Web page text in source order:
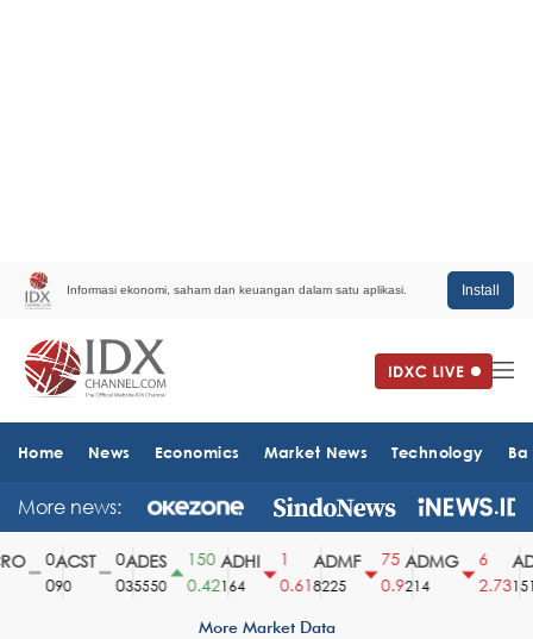
Informasi ekonomi, saham dan keuangan dalam satu aplikasi. Install
Home News Economics Market News Technology
More news:
ACST
90
ADES
35550
150
0.42
ADHI
164
0.61
ADMF
8225
75
0.9
ADMG
214
2.731510
More Market Data